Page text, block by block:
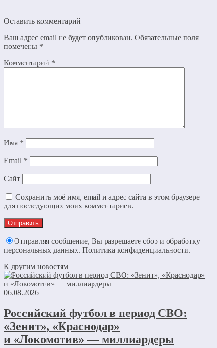
Оставить комментарий
Ваш адрес email не будет опубликован. Обязательные поля
помечены *
Комментарий *
Имя *
Email *
Сайт
Сохранить моё имя, email и адрес сайта в этом браузере
для последующих моих комментариев.
Отправляя сообщение, Вы разрешаете сбор и обработку
персональных данных. Политика конфиденциальности.
К другим новостям
06.08.2026
Российский футбол в период СВО:
«Зенит», «Краснодар»
и «Локомотив» — миллиардеры